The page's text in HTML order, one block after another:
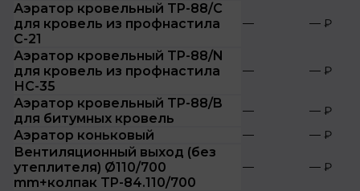
Аэратор кровельный TP-88/C
для кровель из профнастила
С-21
— — ₽
Аэратор кровельный TP-88/N
для кровель из профнастила
НС-35
— — ₽
Аэратор кровельный TP-88/B
для битумных кровель
— — ₽
Аэратор коньковый — — ₽
Вентиляционный выход (без
утеплителя) Ø110/700
mm+колпак TP-84.110/700
— — ₽